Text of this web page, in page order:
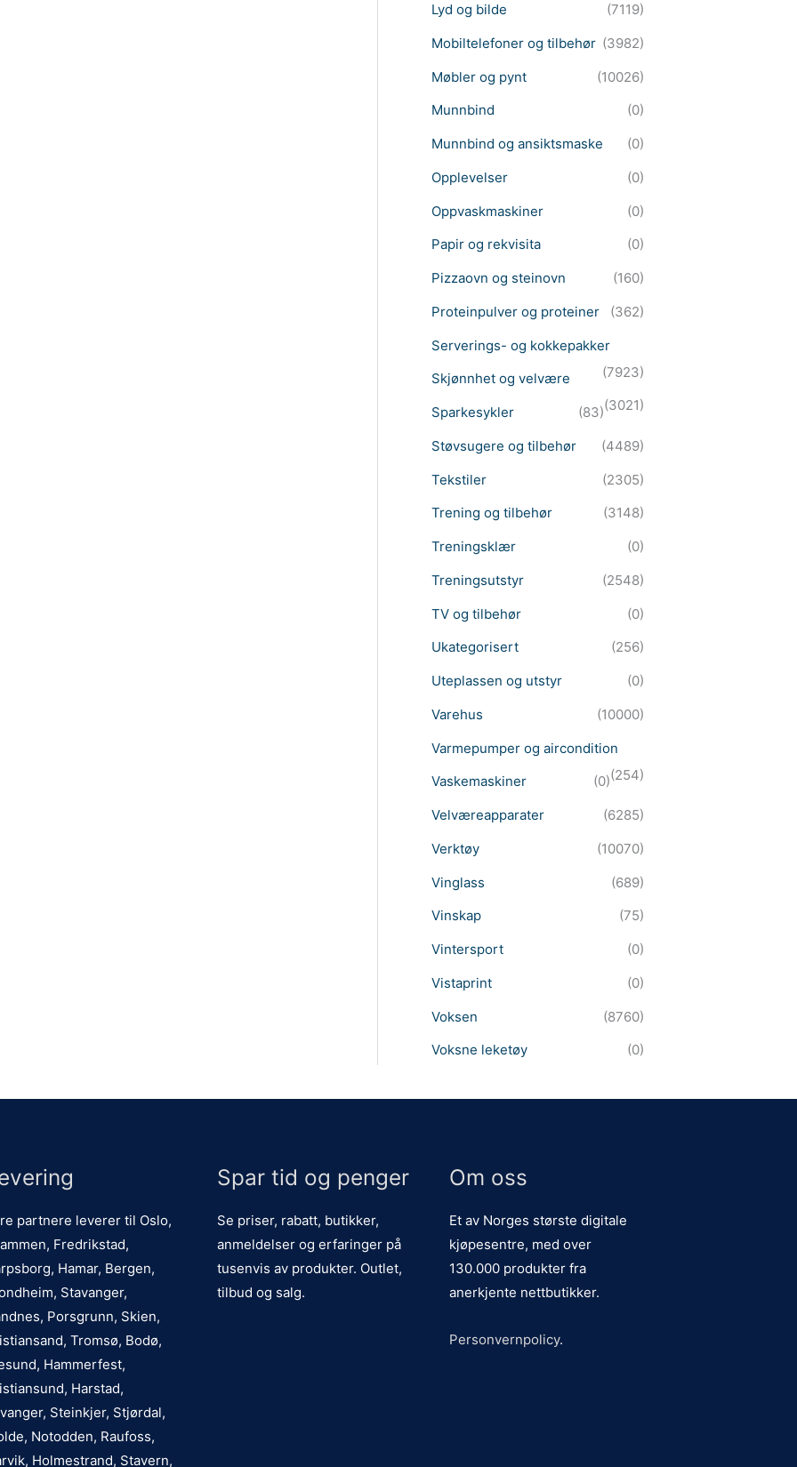
Lyd og bilde
(7119)
Mobiltelefoner og tilbehør (3982)
Møbler og pynt
(10026)
Munnbind
(0)
Munnbind og ansiktsmaske
(0)
Opplevelser
(0)
Oppvaskmaskiner
(0)
Papir og rekvisita
(0)
Pizzaovn og steinovn
(160)
Proteinpulver og proteiner
(362)
Serverings- og kokkepakker
(7923)
Skjønnhet og velvære
(3021)
Sparkesykler
(83)
Støvsugere og tilbehør
(4489)
Tekstiler
(2305)
Trening og tilbehør
(3148)
Treningsklær
(0)
Treningsutstyr
(2548)
TV og tilbehør
(0)
Ukategorisert
(256)
Uteplassen og utstyr
(0)
Varehus
(10000)
Varmepumper og aircondition
(254)
Vaskemaskiner
(0)
Velværeapparater
(6285)
Verktøy
(10070)
Vinglass
(689)
Vinskap
(75)
Vintersport
(0)
Vistaprint
(0)
Voksen
(8760)
Voksne leketøy
(0)
partnere leverer til Oslo,
Fredrikstad,
Hamar, Bergen,
Stavanger,
Porsgrunn, Skien,
Tromsø, Bodø,
Hammerfest,
Harstad,
Steinkjer, Stjørdal,
Notodden, Raufoss,
Holmestrand, Stavern,
Spar tid og penger
Se priser, rabatt, butikker,
anmeldelser og erfaringer på
tusenvis av produkter. Outlet,
tilbud og salg.
Om oss
Et av Norges største digitale
kjøpesentre, med over
130.000 produkter fra
anerkjente nettbutikker.
Personvernpolicy.